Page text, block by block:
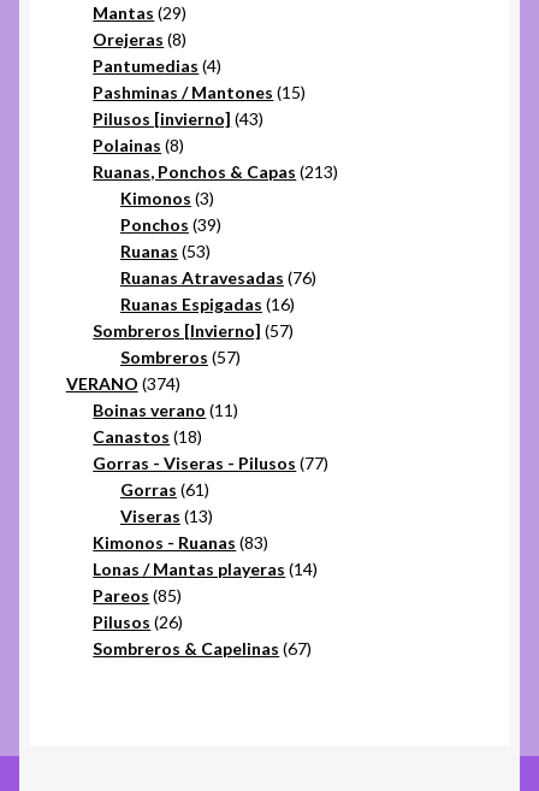
Mantas 2929
productos
Orejeras 88
productos
Pantumedias 44
productos
Pashminas / Mantones 1515
Pilusos [invierno] 4343
Polainas 88
productos
Ruanas, Ponchos & Capas 213213
Kimonos 33
productos
Ponchos 3939
Ruanas 5353
productos
Ruanas Atravesadas 7676
Ruanas Espigadas 1616
productos
Sombreros [Invierno] 5757
Sombreros 5757
VERANO 374374
productos
Boinas verano 1111
Canastos 1818
productos
Gorras - Viseras - Pilusos 7777
Gorras 6161
productos
Viseras 1313
productos
Kimonos - Ruanas 8383
productos
Lonas / Mantas playeras 1414
Pareos 8585
productos
Pilusos 2626
productos
Sombreros & Capelinas 6767